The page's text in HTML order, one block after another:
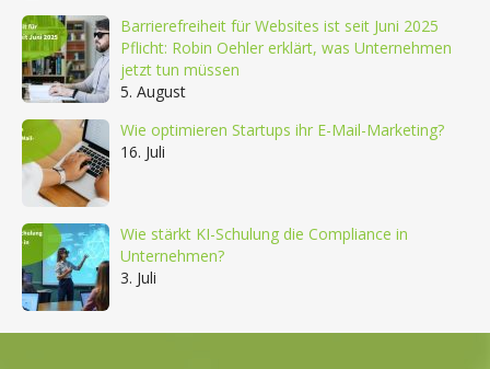
Barrierefreiheit für Websites ist seit Juni 2025
Pflicht: Robin Oehler erklärt, was Unternehmen
jetzt tun müssen
5. August
Wie optimieren Startups ihr E-Mail-Marketing?
16. Juli
Wie stärkt KI-Schulung die Compliance in
Unternehmen?
3. Juli